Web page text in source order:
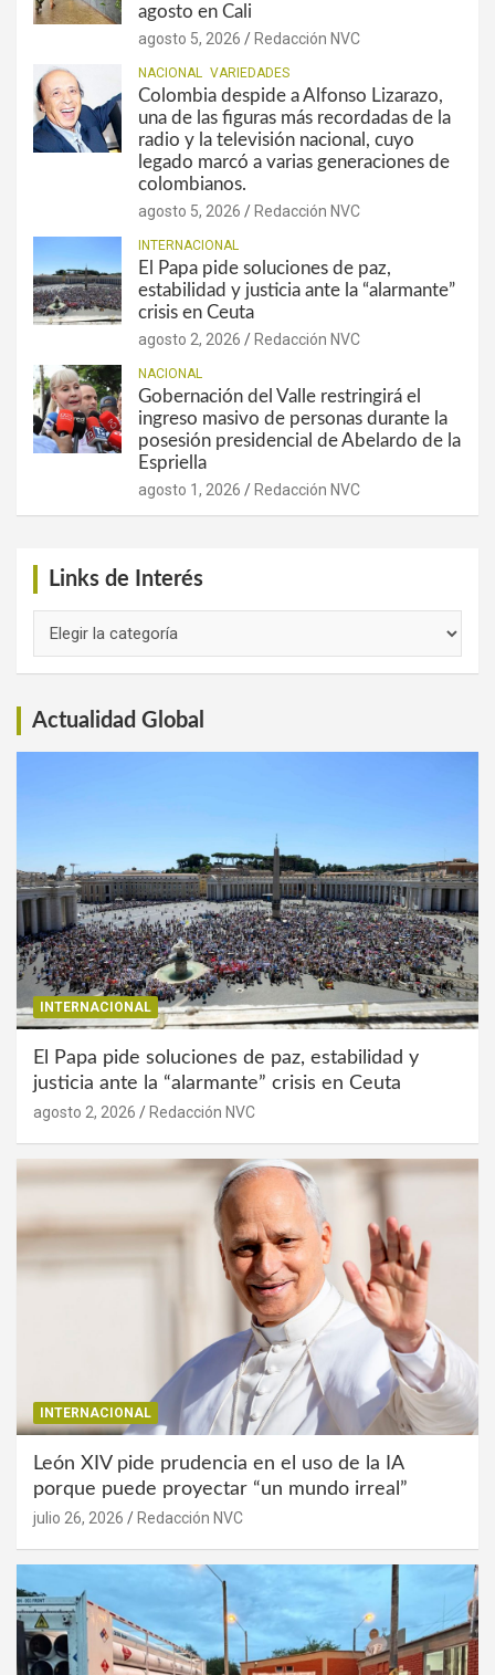
agosto en Cali
agosto 5, 2026 Redacción NVC
NACIONAL VARIEDADES
Colombia despide a Alfonso Lizarazo,
una de las figuras más recordadas de la
radio y la televisión nacional, cuyo
legado marcó a varias generaciones de
colombianos.
agosto 5, 2026 Redacción NVC
INTERNACIONAL
El Papa pide soluciones de paz,
estabilidad y justicia ante la “alarmante”
crisis en Ceuta
agosto 2, 2026 Redacción NVC
NACIONAL
Gobernación del Valle restringirá el
ingreso masivo de personas durante la
posesión presidencial de Abelardo de la
Espriella
agosto 1, 2026 Redacción NVC
Links de Interés
Actualidad Global
INTERNACIONAL
El Papa pide soluciones de paz, estabilidad y
justicia ante la “alarmante” crisis en Ceuta
agosto 2, 2026 Redacción NVC
INTERNACIONAL
León XIV pide prudencia en el uso de la IA
porque puede proyectar “un mundo irreal”
julio 26, 2026 Redacción NVC